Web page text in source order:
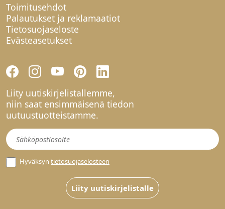
Toimitusehdot
Palautukset ja reklamaatiot
Tietosuojaseloste
Evästeasetukset
Liity uutiskirjelistallemme,
niin saat ensimmäisenä tiedon
uutuustuotteistamme.
Uutiskirje
Hyväksyn tietosuojaselosteen
Liity uutiskirjelistalle